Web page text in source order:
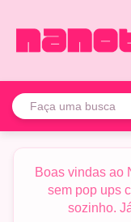
para
Boas vindas ao
sem pop ups
sozinho.